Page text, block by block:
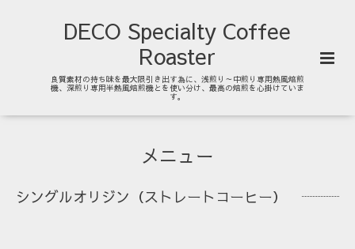
DECO Specialty Coffee
Roaster
良質素材の持ち味を最大限引き出す為に、浅煎り～中煎り専用熱風焙煎
機、深煎り専用半熱風焙煎機とを使い分け、最高の焙煎を心掛けていま
す。
メニュー
シングルオリジン（ストレートコーヒー）